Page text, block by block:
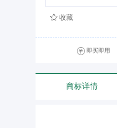
收藏
即买即用
商标详情